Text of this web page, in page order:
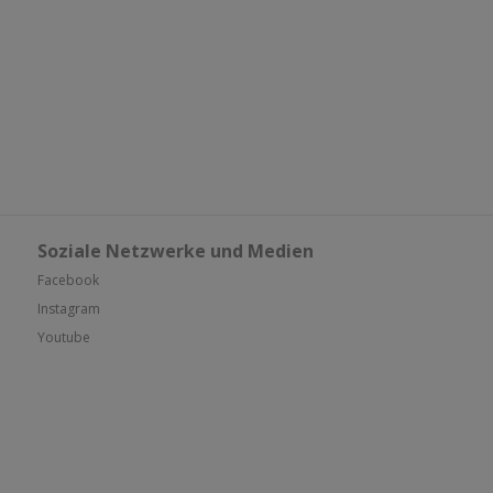
Soziale Netzwerke und Medien
Facebook
Instagram
Youtube